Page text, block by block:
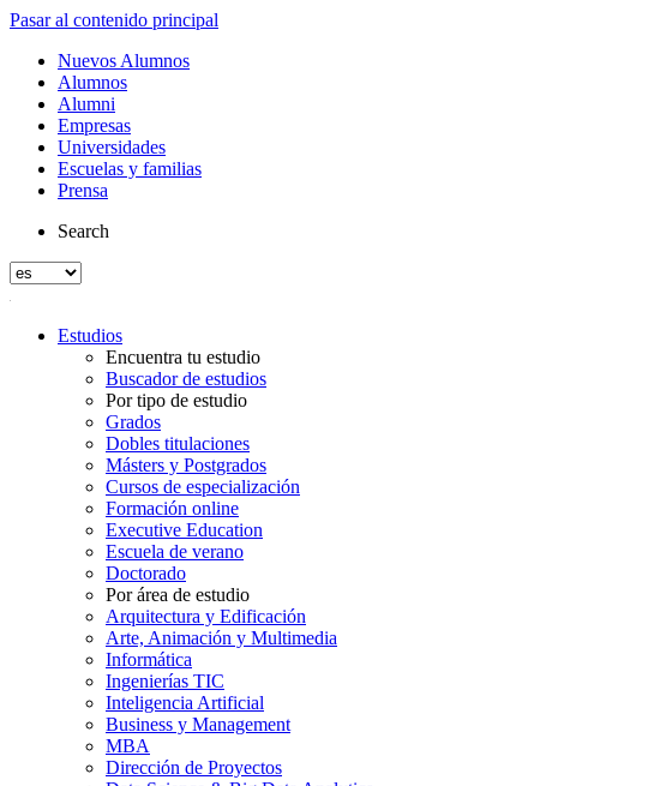
Pasar al contenido principal
Nuevos Alumnos
Alumnos
Alumni
Empresas
Universidades
Escuelas y familias
Prensa
Search
Estudios
Encuentra tu estudio
Buscador de estudios
Por tipo de estudio
Grados
Dobles titulaciones
Másters y Postgrados
Cursos de especialización
Formación online
Executive Education
Escuela de verano
Doctorado
Por área de estudio
Arquitectura y Edificación
Arte, Animación y Multimedia
Informática
Ingenierías TIC
Inteligencia Artificial
Business y Management
MBA
Dirección de Proyectos